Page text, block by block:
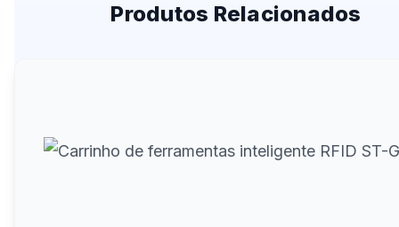
Produtos Relacionados